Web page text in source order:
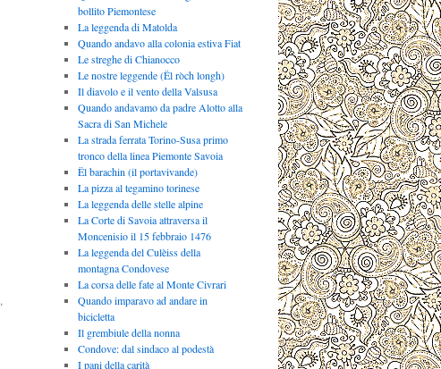
,
bollito Piemontese
La leggenda di Matolda
Quando andavo alla colonia estiva Fiat
Le streghe di Chianocco
Le nostre leggende (Ël ròch longh)
Il diavolo e il vento della Valsusa
Quando andavamo da padre Alotto alla
Sacra di San Michele
La strada ferrata Torino-Susa primo
tronco della linea Piemonte Savoia
Ël barachin (il portavivande)
La pizza al tegamino torinese
La leggenda delle stelle alpine
La Corte di Savoia attraversa il
Moncenisio il 15 febbraio 1476
La leggenda del Culèiss della
montagna Condovese
La corsa delle fate al Monte Civrari
Quando imparavo ad andare in
bicicletta
Il grembiule della nonna
Condove: dal sindaco al podestà
I pani della carità